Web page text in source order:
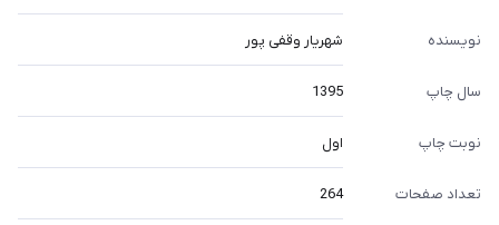
نویسنده شهریار وقفی پور
سال چاپ 1395
نوبت چاپ اول
تعداد صفحات 264